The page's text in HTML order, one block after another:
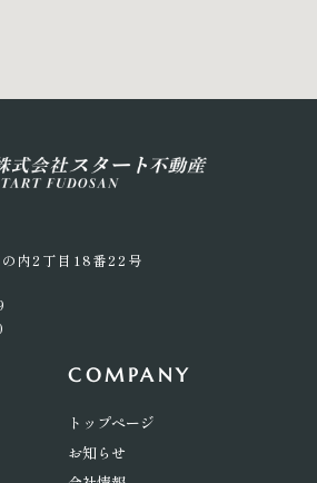
内2丁目18番22号
COMPANY
トップページ
お知らせ